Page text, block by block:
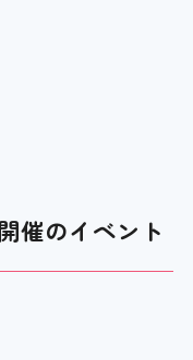
催のイベント